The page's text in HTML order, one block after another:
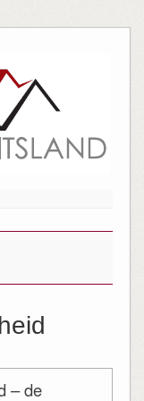
– de